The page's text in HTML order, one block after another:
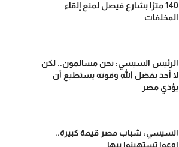
140 مترًا بشارع فيصل لمنع إلقاء
المخلفات
الرئيس السيسي: نحن مسالمون.. لكن
لا أحد بفضل الله وقوته يستطيع أن
يؤذي مصر
السيسي: شباب مصر قيمة كبيرة..
اوعوا تستهينوا بيها